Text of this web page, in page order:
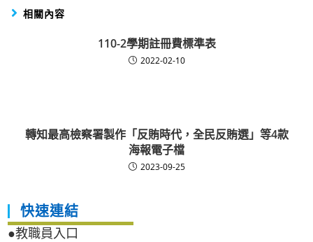
相關內容
110-2學期註冊費標準表
2022-02-10
轉知最高檢察署製作「反賄時代，全民反賄選」等4款
海報電子檔
2023-09-25
快速連結
●教職員入口